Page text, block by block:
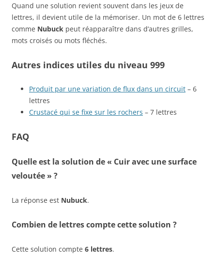
Quand une solution revient souvent dans les jeux de
lettres, il devient utile de la mémoriser. Un mot de 6 lettres
comme Nubuck peut réapparaître dans d’autres grilles,
mots croisés ou mots fléchés.
Autres indices utiles du niveau 999
Produit par une variation de flux dans un circuit – 6
lettres
Crustacé qui se fixe sur les rochers – 7 lettres
FAQ
Quelle est la solution de « Cuir avec une surface
veloutée » ?
La réponse est Nubuck.
Combien de lettres compte cette solution ?
Cette solution compte 6 lettres.